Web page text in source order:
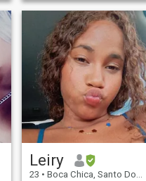
vad jag ber jag är mycket
trogen jag är en älskare av
familj och vänner eftersom de
är komplement till livet.jag
gillar hundar. Jag letar efter
en man som är villig att möta
utmaningarna i livet
tillsammans som inte är
rädd för att gå hand i hand
som är mycket kärleksfull
uppriktig trogen på grund
av det en bra relation att vi
har en bra kommunikation
som ett par som vill
korrigera de brister som vi
måste växa som ett par.
Leiry
23 • Boca Chica, Santo Domingo, Dominikanska Rep.